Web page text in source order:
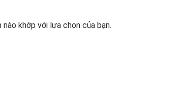
khớp với lựa chọn của bạn.